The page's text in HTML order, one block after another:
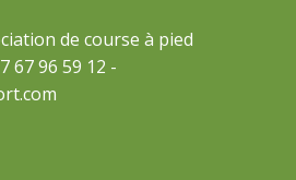
de course à pied
67 96 59 12 -